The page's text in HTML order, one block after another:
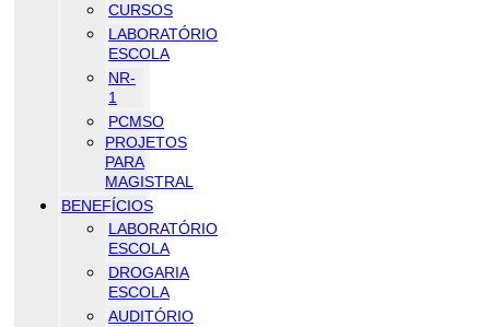
CURSOS
LABORATÓRIO
ESCOLA
NR-
1
PCMSO
PROJETOS
PARA
MAGISTRAL
BENEFÍCIOS
LABORATÓRIO
ESCOLA
DROGARIA
ESCOLA
AUDITÓRIO